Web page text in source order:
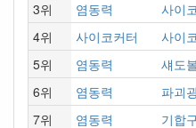
3위
염동력 사이
4위
사이코커터 사이
5위
염동력 섀도
6위
염동력 파괴
7위
염동력 기합